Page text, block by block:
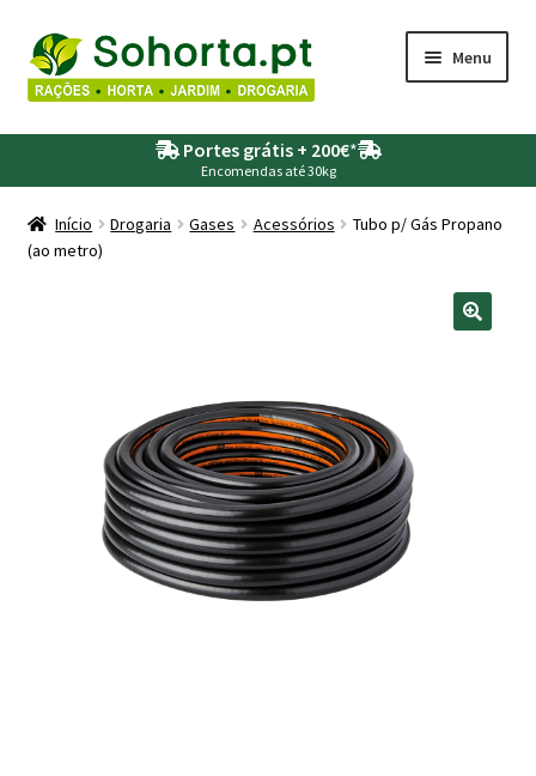
Ir
para
a
navegação
Saltar
para
o
conteúdo
Menu
Agricultura
Drogaria
Piscinas
Rega
Portes grátis + 200€*
Encomendas até 30kg
Início Drogaria Gases Acessórios
Tubo p/ Gás Propano
(ao metro)